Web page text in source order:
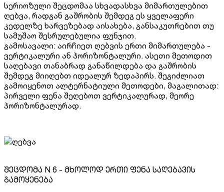
სერიოზული შეცდომაა სხვადასხვა მიმართულებით
ღებვა, რადგან გაშრობის შემდეგ ეს ყველაფერი
კედელზე ხარვეზებად აისახება, განსაკუთრებით თუ
სამუშაო შესრულებულია ფუნჯით.
გამოსავალი: აირჩიეთ ღებვის ერთი მიმართულება -
ვერტიკალური ან ჰორიზონტალური. ასეთი მეთოდით
საღებავი თანაბრად განაწილდება და გაშრობის
შემდეგ მიიღებთ იდეალურ ზედაპირს. შეგიძლიათ
გამოიყენოთ ალტერნატიული მეთოდები, მაგალითად:
პირველი ფენა შეღებოთ ვერტიკალურად, მეორე
ჰორიზონტალურად.
შეცდომა N 6 - მხოლოდ ერთი ფენა საღებავის
გამოყენება